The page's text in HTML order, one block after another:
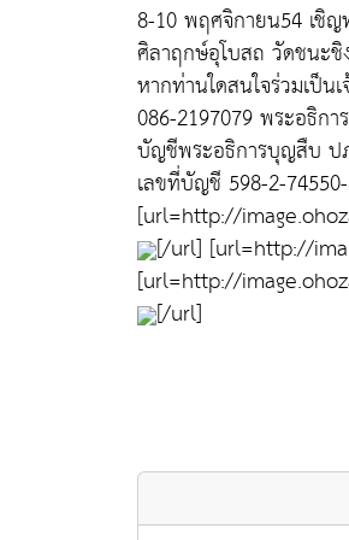
8-10 พฤศจิกายน54 เชิ
ศิลาฤกษ์อุโบสถ วัดชนะ
หากท่านใดสนใจร่วมเป็
086-2197079 พระอธิก
บัญชีพระอธิการบุญสืบ ป
เลขที่บัญชี 598-2-
[url=http://
[/url] [url=http://
[url=http://
[/url]